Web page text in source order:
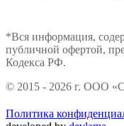
*Вся информация,
публичной офертой,
Кодекса РФ.
© 2015 - 2026 г. ООО
Политика